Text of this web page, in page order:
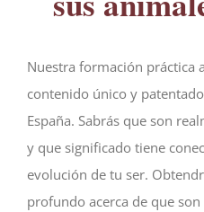
Nuestra formación práctica
contenido único y
España. Sabrás que son
y que significado tiene
evolución de tu ser.
profundo acerca de que